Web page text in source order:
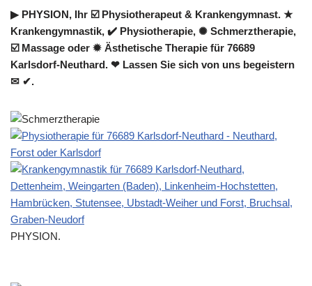
▶︎ PHYSION, Ihr ☑️ Physiotherapeut & Krankengymnast. ★
Krankengymnastik, ✔️ Physiotherapie, ✺ Schmerztherapie,
☑️ Massage oder ✹ Ästhetische Therapie für 76689
Karlsdorf-Neuthard. ❤ Lassen Sie sich von uns begeistern
✉ ✔.
PHYSION.